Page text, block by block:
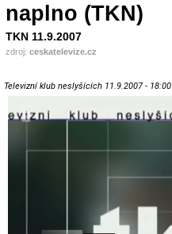
naplno (TKN)
TKN 11.9.2007
zdroj: ceskatelevize.cz
Televizní klub neslyšících 11.9.2007 - 18:00